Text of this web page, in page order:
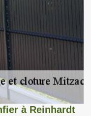
à Reinhardt